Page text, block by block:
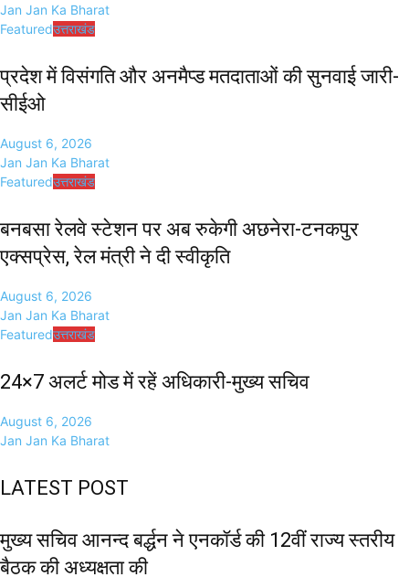
Jan Jan Ka Bharat
Featuredउत्तराखंड
प्रदेश में विसंगति और अनमैप्ड मतदाताओं की सुनवाई जारी-
सीईओ
August 6, 2026
Jan Jan Ka Bharat
Featuredउत्तराखंड
बनबसा रेलवे स्टेशन पर अब रुकेगी अछनेरा-टनकपुर
एक्सप्रेस, रेल मंत्री ने दी स्वीकृति
August 6, 2026
Jan Jan Ka Bharat
Featuredउत्तराखंड
24×7 अलर्ट मोड में रहें अधिकारी-मुख्य सचिव
August 6, 2026
Jan Jan Ka Bharat
LATEST POST
मुख्य सचिव आनन्द बर्द्धन ने एनकॉर्ड की 12वीं राज्य स्तरीय
बैठक की अध्यक्षता की